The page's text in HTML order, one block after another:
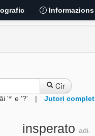
Informazions
Cîr
'*' e '?' | Jutori complet
insperatoadi.